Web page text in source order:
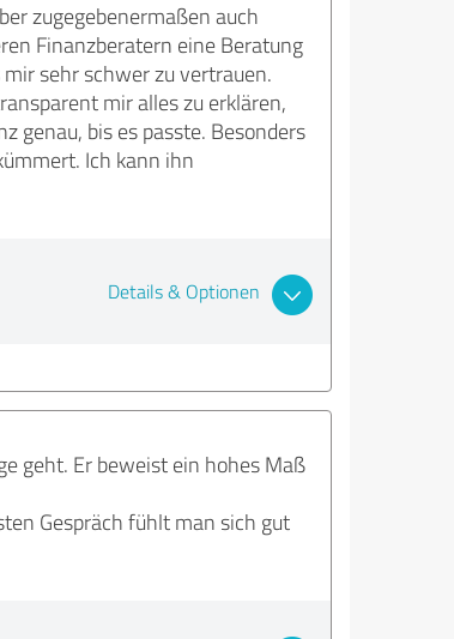
zugegebenermaßen auch
Finanzberatern eine Beratung
sehr schwer zu vertrauen.
mir alles zu erklären,
genau, bis es passte. Besonders
Ich kann ihn
Details & Optionen
geht. Er beweist ein hohes Maß
Gespräch fühlt man sich gut